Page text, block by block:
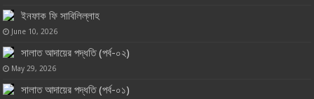
ইনফাক ফি সাবিলিল্লাহ
June 10, 2026
সালাত আদায়ের পদ্ধতি (পর্ব-০২)
May 29, 2026
সালাত আদায়ের পদ্ধতি (পর্ব-০১)